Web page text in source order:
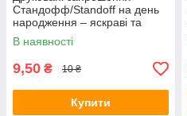
Стандофф/Standoff на день
народження – яскраві та
іменні
В наявності
9,50 ₴ 10 ₴
Купити